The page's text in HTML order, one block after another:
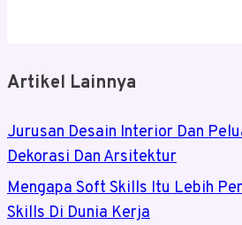
Artikel Lainnya
Jurusan Desain Interior Dan
Dekorasi Dan Arsitektur
Mengapa Soft Skills Itu Lebih
Skills Di Dunia Kerja